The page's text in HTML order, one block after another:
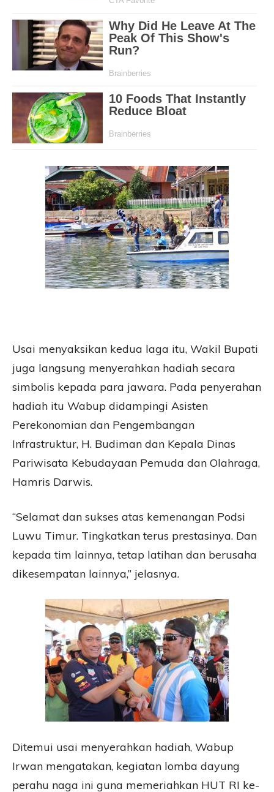
Usai menyaksikan kedua laga itu, Wakil Bupati
juga langsung menyerahkan hadiah secara
simbolis kepada para jawara. Pada penyerahan
hadiah itu Wabup didampingi Asisten
Perekonomian dan Pengembangan
Infrastruktur, H. Budiman dan Kepala Dinas
Pariwisata Kebudayaan Pemuda dan Olahraga,
Hamris Darwis.
“Selamat dan sukses atas kemenangan Podsi
Luwu Timur. Tingkatkan terus prestasinya. Dan
kepada tim lainnya, tetap latihan dan berusaha
dikesempatan lainnya,” jelasnya.
Ditemui usai menyerahkan hadiah, Wabup
Irwan mengatakan, kegiatan lomba dayung
perahu naga ini guna memeriahkan HUT RI ke-